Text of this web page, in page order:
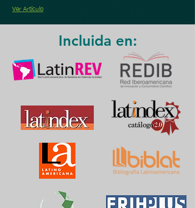
Ver Artículo
Incluida en: